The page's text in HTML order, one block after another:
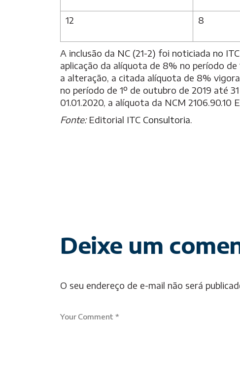
12 8
A inclusão da NC (21-2) foi noticiada no
aplicação da alíquota de 8% no período de
a alteração, a citada alíquota de 8%
no período de 1º de outubro de 2019 até
01.01.2020, a alíquota da NCM 2106.90.10
Fonte:Editorial ITC Consultoria.
Deixe um
O seu endereço de e-mail não será
Your Comment *